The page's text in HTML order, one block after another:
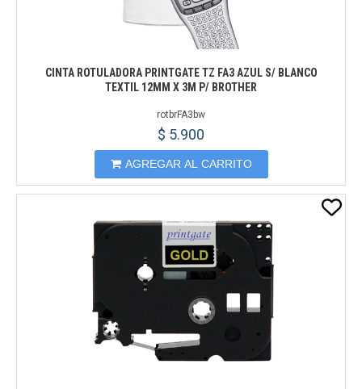
CINTA ROTULADORA PRINTGATE TZ FA3 AZUL S/ BLANCO
TEXTIL 12MM X 3M P/ BROTHER
rotbrFA3bw
$ 5.900
AGREGAR AL CARRITO